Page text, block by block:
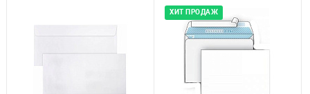
ХИТ ПРОДАЖ